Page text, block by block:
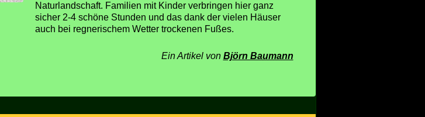
Naturlandschaft. Familien mit Kinder verbringen hier ganz
sicher 2-4 schöne Stunden und das dank der vielen Häuser
auch bei regnerischem Wetter trockenen Fußes.
Ein Artikel von Björn Baumann